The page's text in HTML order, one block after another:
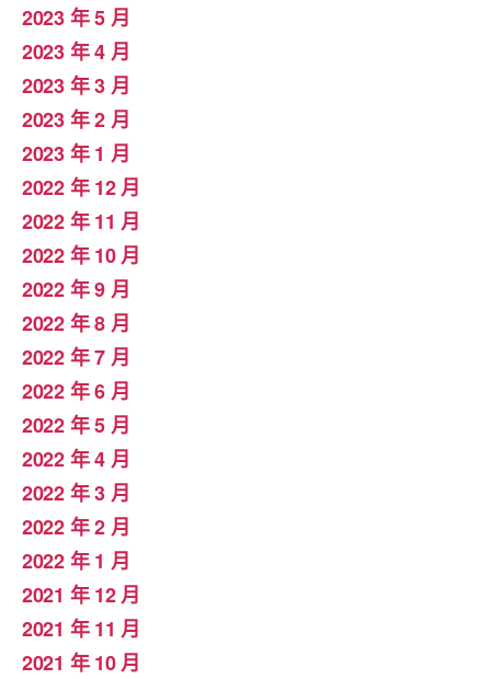
2023 年 5 月
2023 年 4 月
2023 年 3 月
2023 年 2 月
2023 年 1 月
2022 年 12 月
2022 年 11 月
2022 年 10 月
2022 年 9 月
2022 年 8 月
2022 年 7 月
2022 年 6 月
2022 年 5 月
2022 年 4 月
2022 年 3 月
2022 年 2 月
2022 年 1 月
2021 年 12 月
2021 年 11 月
2021 年 10 月